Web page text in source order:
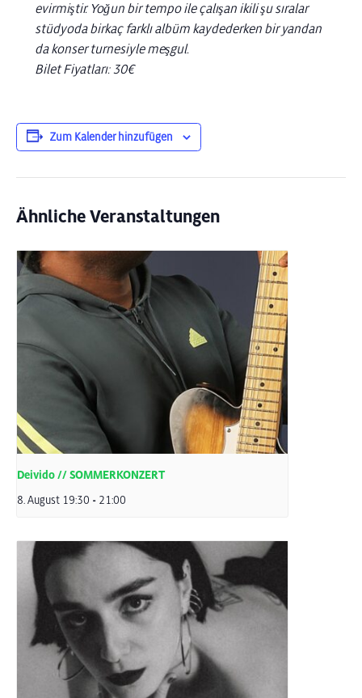
evirmiştir. Yoğun bir tempo ile çalışan ikili şu sıralar
stüdyoda birkaç farklı albüm kaydederken bir yandan
da konser turnesiyle meşgul.
Bilet Fiyatları: 30€
Zum Kalender hinzufügen
Ähnliche Veranstaltungen
Deivido // SOMMERKONZERT
8. August 19:30 - 21:00